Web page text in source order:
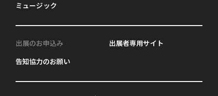
ミュージック
出展のお申込み
告知協力のお願い
出展者専用サイト